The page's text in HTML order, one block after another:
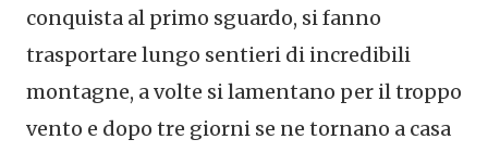
conquista al primo sguardo, si fanno
trasportare lungo sentieri di incredibili
montagne, a volte si lamentano per il troppo
vento e dopo tre giorni se ne tornano a casa